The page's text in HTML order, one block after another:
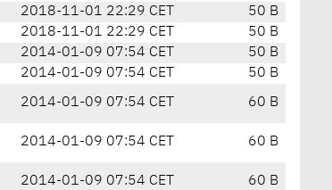
2018-11-01 22:29 CET
50 B
2018-11-01 22:29 CET
50 B
2014-01-09 07:54 CET
50 B
2014-01-09 07:54 CET
50 B
2014-01-09 07:54 CET 60 B
2014-01-09 07:54 CET 60 B
2014-01-09 07:54 CET 60 B